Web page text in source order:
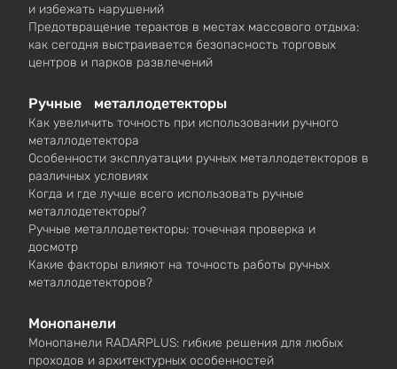
и избежать нарушений
Предотвращение терактов в местах массового отдыха:
как сегодня выстраивается безопасность торговых
центров и парков развлечений
Ручные металлодетекторы
Как увеличить точность при использовании ручного
металлодетектора
Особенности эксплуатации ручных металлодетекторов в
различных условиях
Когда и где лучше всего использовать ручные
металлодетекторы?
Ручные металлодетекторы: точечная проверка и
досмотр
Какие факторы влияют на точность работы ручных
металлодетекторов?
Монопанели
Монопанели RADARPLUS: гибкие решения для любых
проходов и архитектурных особенностей